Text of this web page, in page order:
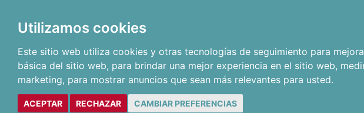
Utilizamos cookies
Este sitio web utiliza cookies y otras tecnologías de seguimiento para
básica del sitio web, para brindar una mejor experiencia en el sitio web,
marketing, para mostrar anuncios que sean más relevantes para usted.
ACEPTAR RECHAZAR CAMBIAR PREFERENCIAS